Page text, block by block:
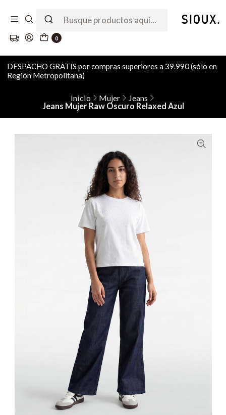
0
DESPACHO GRATIS por compras superiores a 39.990 (sólo en
Región Metropolitana)
Inicio Mujer
Jeans
Jeans Mujer Raw Oscuro Relaxed Azul